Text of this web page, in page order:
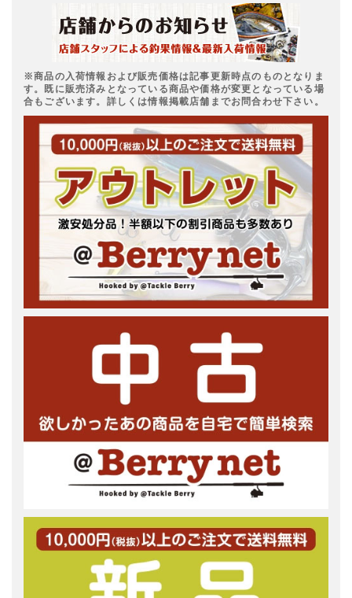
※商品の入荷情報および販売価格は記事更新時点のものとなりま
す。既に販売済みとなっている商品や価格が変更となっている場
合もございます。詳しくは情報掲載店舗までお問合わせ下さい。